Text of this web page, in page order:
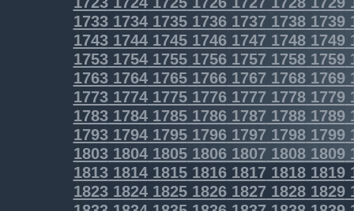
17331734173517361737 17381739
17431744174517461747 17481749
17531754175517561757 17581759
17631764176517661767 17681769
17731774177517761777 17781779
17831784178517861787 17881789
17931794179517961797 17981799
18031804180518061807 18081809
1813181418151816181718181819
1823182418251826182718281829